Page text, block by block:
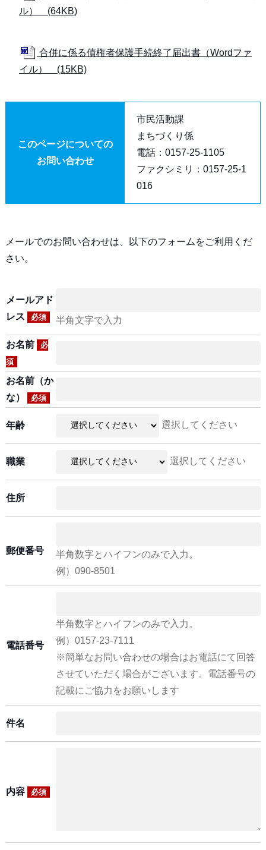
ル） (64KB)
合併に係る債権者保護手続終了届出書（Wordファ
イル） (15KB)
このページについての
お問い合わせ
市民活動課
まちづくり係
電話：0157-25-1105
ファクシミリ：0157-25-1
016
メールでのお問い合わせは、以下のフォームをご利用くだ
さい。
メールアド
レス
必須 半角文字で入力
お名前
必
須
お名前（か
な）
必須
年齢 選択してください
職業 選択してください
住所
郵便番号
半角数字とハイフンのみで入力。
例）090-8501
電話番号
半角数字とハイフンのみで入力。
例）0157-23-7111
※簡単なお問い合わせの場合はお電話にて回答
させていただく場合がございます。電話番号の
記載にご協力をお願いします
件名
内容 必須